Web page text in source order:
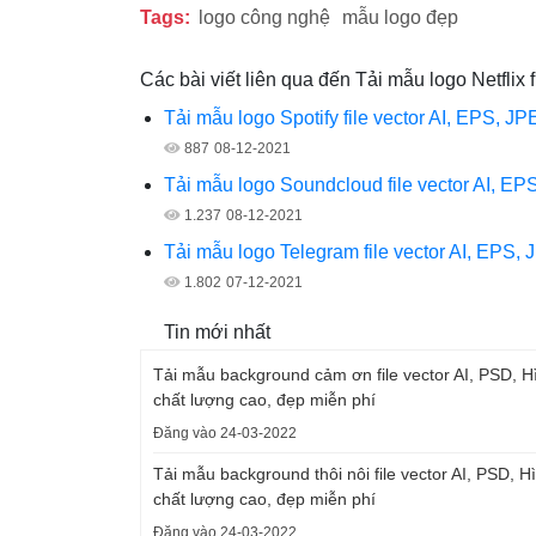
Tags: logo công nghệ mẫu logo đẹp
Các bài viết liên qua đến Tải mẫu logo Netflix
Tải mẫu logo Spotify file vector AI, EPS,
887 08-12-2021
Tải mẫu logo Soundcloud file vector AI,
1.237 08-12-2021
Tải mẫu logo Telegram file vector AI, EPS,
1.802 07-12-2021
Tin mới nhất
Tải mẫu background cảm ơn file vector AI, PSD,
chất lượng cao, đẹp miễn phí
Đăng vào 24-03-2022
Tải mẫu background thôi nôi file vector AI, PSD,
chất lượng cao, đẹp miễn phí
Đăng vào 24-03-2022